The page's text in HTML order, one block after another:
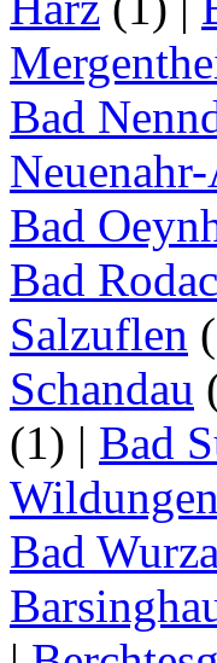
Bad
Bad
Bad
Salzuflen
Schandau
(1) | Bad
Wildungen
Bad